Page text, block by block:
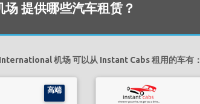
提供哪些汽车租赁？
机场 可以从 Instant Cabs 租用的车有：
高端